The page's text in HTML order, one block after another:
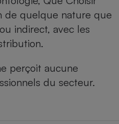
de quelque nature que
indirect, avec les
perçoit aucune
du secteur.